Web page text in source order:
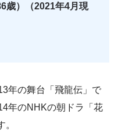
歳）（2021年4月現
年の舞台「飛龍伝」で
年のNHKの朝ドラ「花